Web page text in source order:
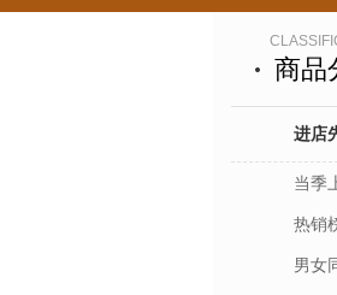
商品
进店
当季
热销
男女